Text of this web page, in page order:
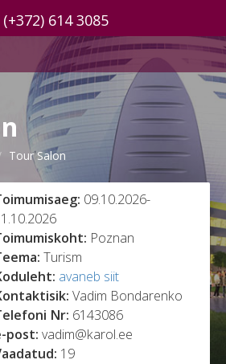
(+372) 614 3085
Tour Salon
09.10.2026-
Poznan
Turism
avaneb siit
Vadim Bondarenko
Nr: 6143086
post:vadim@karol.ee
19